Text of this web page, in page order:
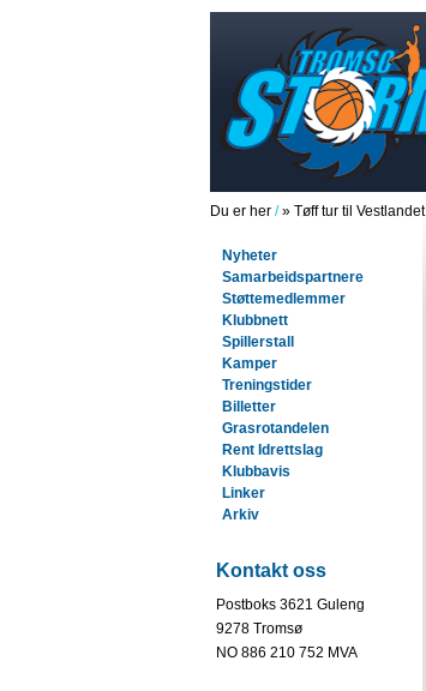
Du er her /» Tøff tur til Vestlandet
Nyheter
Samarbeidspartnere
Støttemedlemmer
Klubbnett
Spillerstall
Kamper
Treningstider
Billetter
Grasrotandelen
Rent Idrettslag
Klubbavis
Linker
Arkiv
Kontakt oss
Postboks 3621 Guleng
9278 Tromsø
NO 886 210 752 MVA